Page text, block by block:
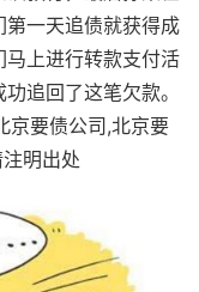
一天追债就获得成
上进行转款支付活
追回了这笔欠款。
要债公司,北京要
明出处